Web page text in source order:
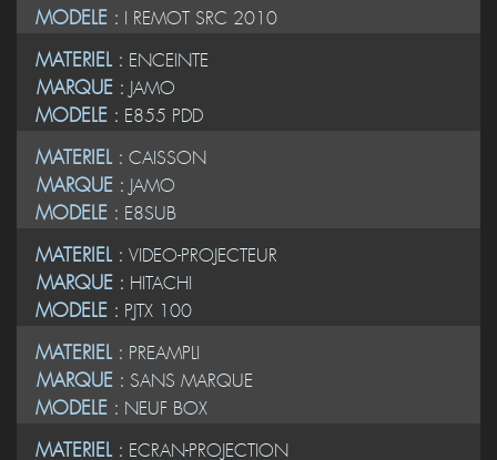
MARQUE : SANS MARQUE
MODELE : I REMOT SRC 2010
MATERIEL :ENCEINTE
MARQUE :JAMO
MODELE : E855 PDD
MATERIEL :CAISSON
MARQUE :JAMO
MODELE : E8SUB
MATERIEL : VIDEO-PROJECTEUR
MARQUE :HITACHI
MODELE : PJTX 100
MATERIEL : PREAMPLI
MARQUE : SANS MARQUE
MODELE : NEUF BOX